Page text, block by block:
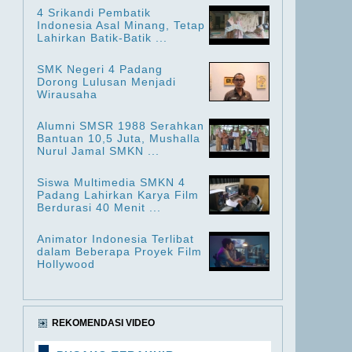
4 Srikandi Pembatik
Indonesia Asal Minang, Tetap
Lahirkan Batik-Batik ...
SMK Negeri 4 Padang
Dorong Lulusan Menjadi
Wirausaha
Alumni SMSR 1988 Serahkan
Bantuan 10,5 Juta, Mushalla
Nurul Jamal SMKN ...
Siswa Multimedia SMKN 4
Padang Lahirkan Karya Film
Berdurasi 40 Menit ...
Animator Indonesia Terlibat
dalam Beberapa Proyek Film
Hollywood
REKOMENDASI VIDEO